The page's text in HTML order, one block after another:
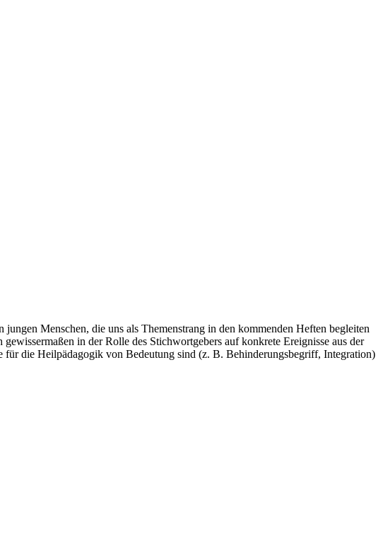
Menschen, die uns als Themenstrang in den kommenden Heften begleiten
in der Rolle des Stichwortgebers auf konkrete Ereignisse aus der
die Heilpädagogik von Bedeutung sind (z. B. Behinderungsbegriff, Integration)